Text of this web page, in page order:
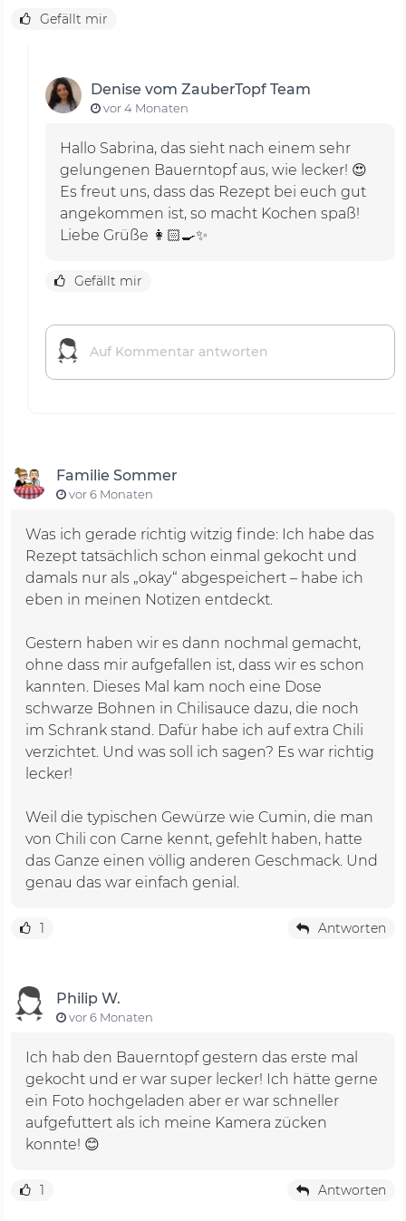
Gefällt mir
Denise vom ZauberTopf Team
vor 4 Monaten
Hallo Sabrina, das sieht nach einem sehr
gelungenen Bauerntopf aus, wie lecker! 😍
Es freut uns, dass das Rezept bei euch gut
angekommen ist, so macht Kochen spaß!
Liebe Grüße 👩🏻‍🍳✨
Gefällt mir
Familie Sommer
vor 6 Monaten
Was ich gerade richtig witzig finde: Ich habe das
Rezept tatsächlich schon einmal gekocht und
damals nur als „okay“ abgespeichert – habe ich
eben in meinen Notizen entdeckt.
Gestern haben wir es dann nochmal gemacht,
ohne dass mir aufgefallen ist, dass wir es schon
kannten. Dieses Mal kam noch eine Dose
schwarze Bohnen in Chilisauce dazu, die noch
im Schrank stand. Dafür habe ich auf extra Chili
verzichtet. Und was soll ich sagen? Es war richtig
lecker!
Weil die typischen Gewürze wie Cumin, die man
von Chili con Carne kennt, gefehlt haben, hatte
das Ganze einen völlig anderen Geschmack. Und
genau das war einfach genial.
1 Antworten
Philip W.
vor 6 Monaten
Ich hab den Bauerntopf gestern das erste mal
gekocht und er war super lecker! Ich hätte gerne
ein Foto hochgeladen aber er war schneller
aufgefuttert als ich meine Kamera zücken
konnte! 😊
1 Antworten